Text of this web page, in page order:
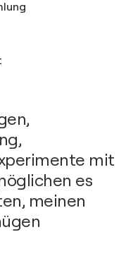
mit
es
meinen